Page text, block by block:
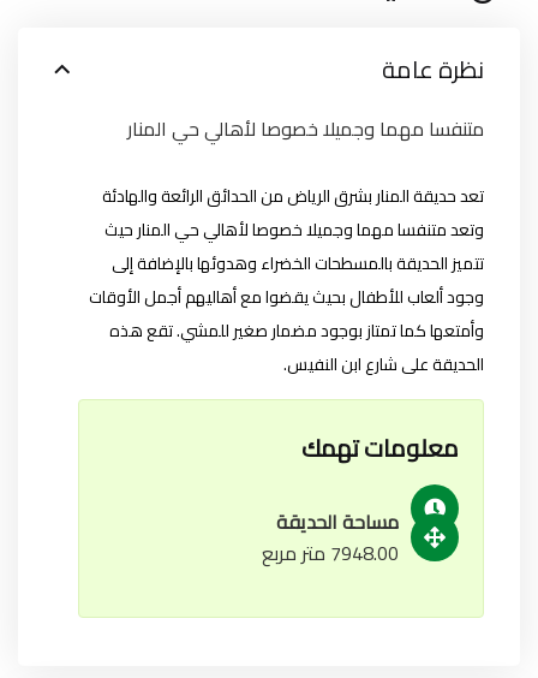
نظرة عامة
متنفسا مهما وجميلا خصوصا لأهالي حي المنار
تعد حديقة المنار بشرق الرياض من الحدائق الرائعة والهادئة
وتعد متنفسا مهما وجميلا خصوصا لأهالي حي المنار حيث
تتميز الحديقة بالمسطحات الخضراء وهدوئها بالإضافة إلى
وجود ألعاب للأطفال بحيث يقضوا مع أهاليهم أجمل الأوقات
وأمتعها كما تمتاز بوجود مضمار صغير للمشي. تقع هذه
الحديقة على شارع ابن النفيس.
معلومات تهمك
مساحة الحديقة
7948.00 متر مربع